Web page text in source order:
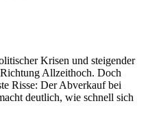
Krisen und steigender
Allzeithoch. Doch
Risse: Der Abverkauf bei
deutlich, wie schnell sich